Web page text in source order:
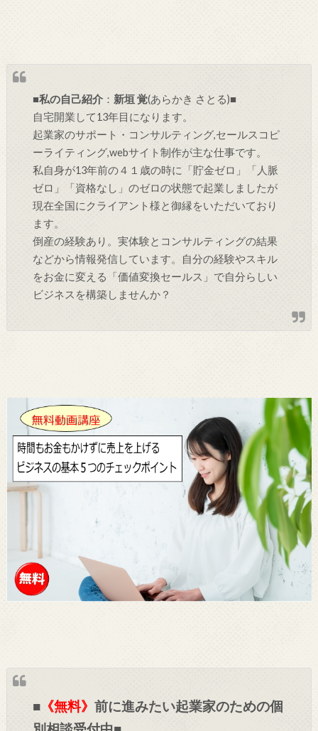
■私の自己紹介 ： 新垣 覚(あらかき さとる)■
自宅開業して13年目になります。
起業家のサポート・コンサルティング,セールスコピ
ーライティング,webサイト制作が主な仕事です。
私自身が13年前の４１歳の時に「貯金ゼロ」「人脈
ゼロ」「資格なし」のゼロの状態で起業しましたが
現在全国にクライアント様と御縁をいただいており
ます。
倒産の経験あり。実体験とコンサルティングの結果
などから情報発信しています。自分の経験やスキル
をお金に変える「価値変換セールス」で自分らしい
ビジネスを構築しませんか？
■ 《無料》前に進みたい起業家のための個